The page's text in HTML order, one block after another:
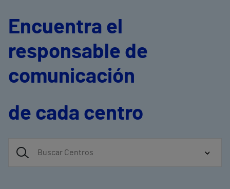
Encuentra el
responsable de
comunicación
de cada centro